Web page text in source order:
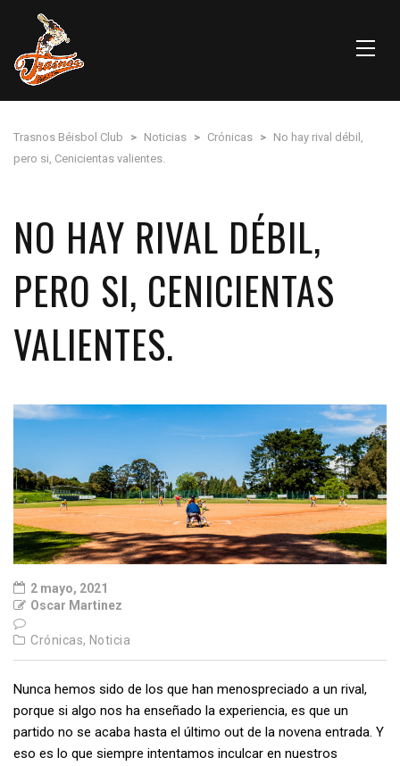
Trasnos Béisbol Club > Noticias > Crónicas > No hay rival débil,
pero si, Cenicientas valientes.
NO HAY RIVAL DÉBIL,
PERO SI, CENICIENTAS
VALIENTES.
2 mayo, 2021
Oscar Martinez
Crónicas, Noticia
Nunca hemos sido de los que han menospreciado a un rival,
porque si algo nos ha enseñado la experiencia, es que un
partido no se acaba hasta el último out de la novena entrada. Y
eso es lo que siempre intentamos inculcar en nuestros